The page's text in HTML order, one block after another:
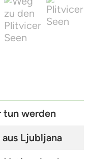
tun werden
Ljubljana